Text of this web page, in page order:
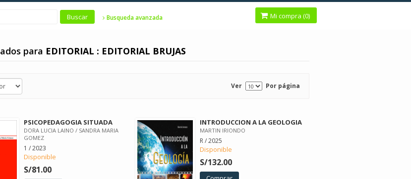
Busqueda avanzada Mi compra (0)
para EDITORIAL : EDITORIAL BRUJAS
Ver Por página
PSICOPEDAGOGIA SITUADA
DORA LUCIA LAINO / SANDRA MARIA
GOMEZ
1 / 2023
Disponible
S/81.00
INTRODUCCION A LA GEOLOGIA
MARTIN IRIONDO
R / 2025
Disponible
S/132.00